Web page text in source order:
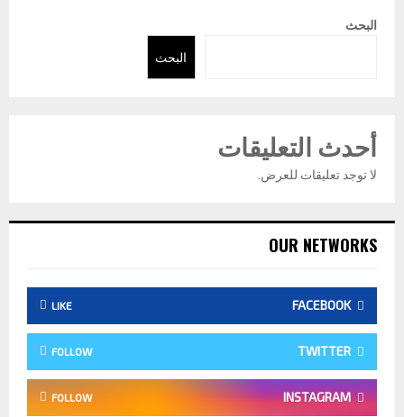
البحث
البحث
أحدث التعليقات
لا توجد تعليقات للعرض.
OUR NETWORKS
FACEBOOK
LIKE
TWITTER
FOLLOW
INSTAGRAM
FOLLOW